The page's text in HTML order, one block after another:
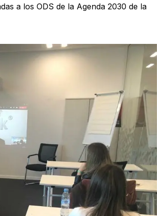
a los ODS de la Agenda 2030 de la